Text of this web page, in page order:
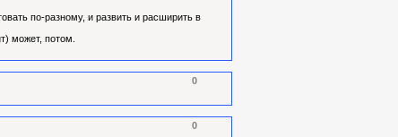
по-разному, и развить и расширить в
может, потом.
0
0